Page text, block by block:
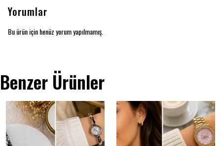
Yorumlar
Bu ürün için henüz yorum yapılmamış.
Benzer Ürünler